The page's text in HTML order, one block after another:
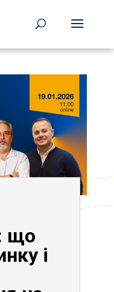
що
і